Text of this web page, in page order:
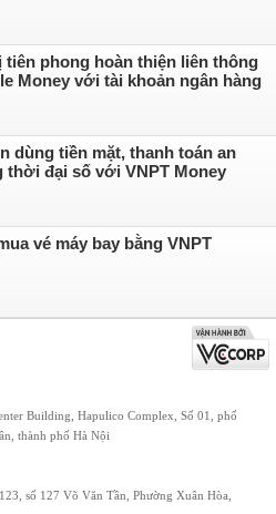
tiên phong hoàn thiện liên thông
Money với tài khoản ngân hàng
dùng tiền mặt, thanh toán an
thời đại số với VNPT Money
vé máy bay bằng VNPT
Building, Hapulico Complex, Số 01, phố
thành phố Hà Nội
số 127 Võ Văn Tần, Phường Xuân Hòa,